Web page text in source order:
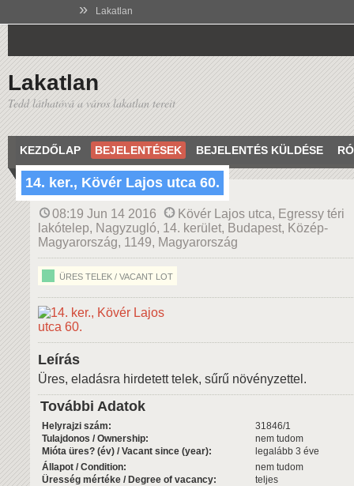
» Lakatlan
Lakatlan
Tedd láthatóvá a város lakatlan tereit
KEZDŐLAP BEJELENTÉSEK BEJELENTÉS KÜLDÉSE
14. ker., Kövér Lajos utca 60.
08:19 Jun 14 2016
Kövér Lajos utca, Egressy téri
lakótelep, Nagyzugló, 14. kerület, Budapest, Közép-
Magyarország, 1149, Magyarország
ÜRES TELEK / VACANT LOT
Leírás
Üres, eladásra hirdetett telek, sűrű növényzettel.
További Adatok
Helyrajzi szám:
31846/1
Tulajdonos / Ownership:
nem tudom
Mióta üres? (év) / Vacant since (year):
legalább 3 éve
Állapot / Condition:
nem tudom
Üresség mértéke / Degree of vacancy:
teljes